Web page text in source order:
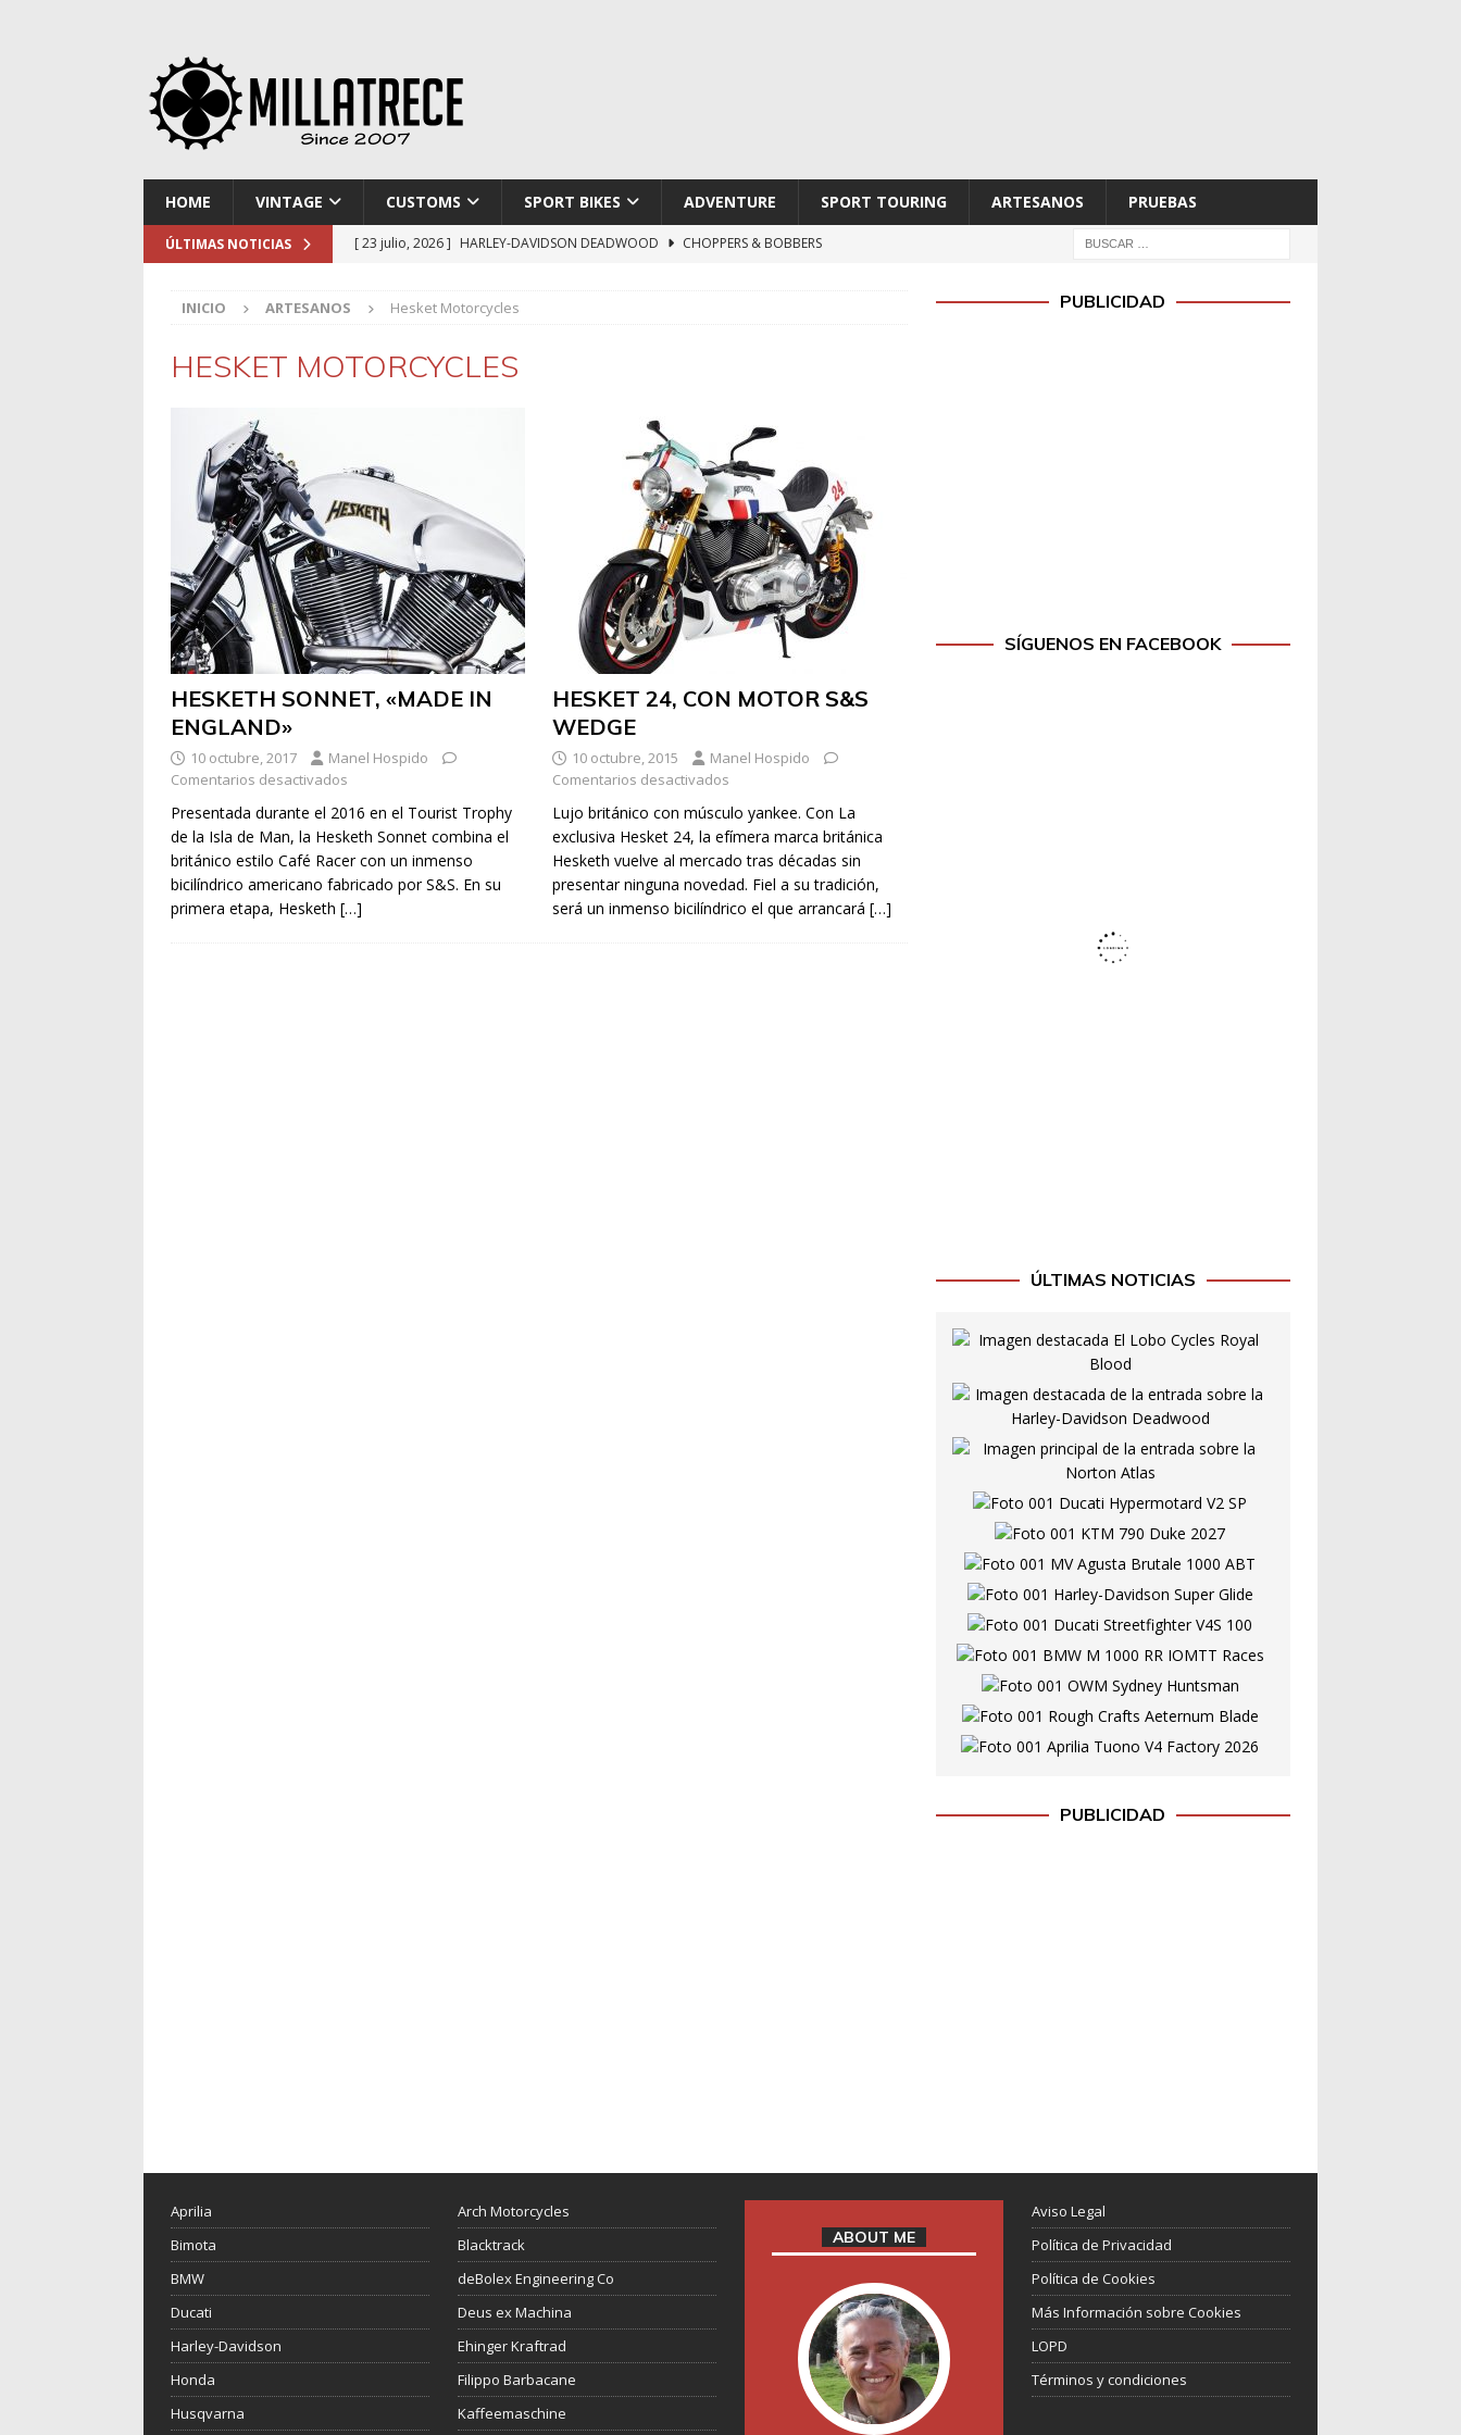
HOME VINTAGE CUSTOMS SPORT BIKES ADVENTURE SPORT TOURING ARTESANOS PRUEBAS
ÚLTIMAS NOTICIAS [ 23 julio, 2026 ] HARLEY-DAVIDSON DEADWOOD
CHOPPERS & BOBBERS
[ 9 julio, 2026 ] DUCATI HYPERMOTARD V2 SP
[ 2 julio, 2026 ] KTM 790 DUKE 2027
INICIO ARTESANOS Hesket Motorcycles
HESKET MOTORCYCLES
HESKETH SONNET, «MADE IN
ENGLAND»
10 octubre, 2017
Manel Hospido
Comentarios desactivados
Presentada durante el 2016 en el Tourist Trophy
de la Isla de Man, la Hesketh Sonnet combina el
británico estilo Café Racer con un inmenso
bicilíndrico americano fabricado por S&S. En su
primera etapa, Hesketh […]
HESKET 24, CON MOTOR S&S
WEDGE
10 octubre, 2015
Manel Hospido
Comentarios desactivados
Lujo británico con músculo yankee. Con La
exclusiva Hesket 24, la efímera marca británica
Hesketh vuelve al mercado tras décadas sin
presentar ninguna novedad. Fiel a su tradición,
será un inmenso bicilíndrico el que arrancará […]
PUBLICIDAD
SÍGUENOS EN FACEBOOK
ÚLTIMAS NOTICIAS
PUBLICIDAD
Aprilia
Bimota
BMW
Ducati
Harley-Davidson
Honda
Husqvarna
Arch Motorcycles
Blacktrack
deBolex Engineering Co
Deus ex Machina
Ehinger Kraftrad
Filippo Barbacane
Kaffeemaschine
ABOUT ME
Aviso Legal
Política de Privacidad
Política de Cookies
Más Información sobre Cookies
LOPD
Términos y condiciones